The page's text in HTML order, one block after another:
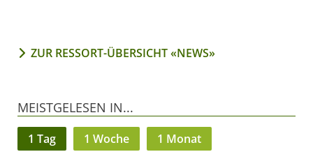
ZUR RESSORT-ÜBERSICHT «NEWS»
MEISTGELESEN IN...
1 Tag 1 Woche 1 Monat